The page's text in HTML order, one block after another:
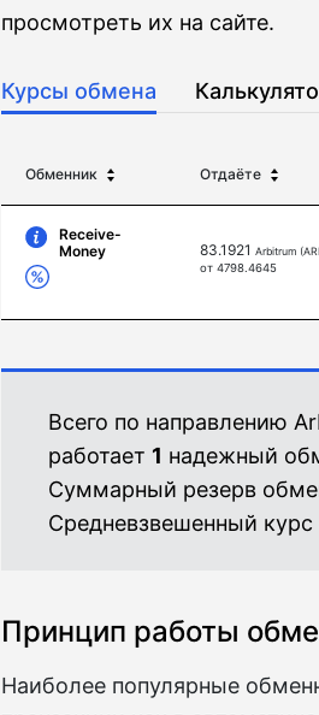
просмотреть их на сайте.
Курсы обмена
Обменник Отдаёте
Receive-
Money
83.1921 Arbitrum
от 4798.4645
Всего по направлению
работает 1 надежный
Суммарный резерв
Средневзвешенный
Принцип работы
Наиболее популярные